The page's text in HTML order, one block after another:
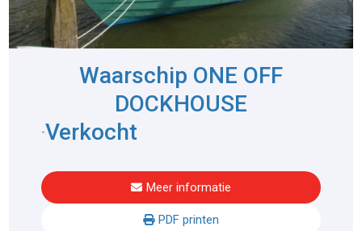
Waarschip ONE OFF
DOCKHOUSE
-Verkocht
Meer informatie
PDF printen